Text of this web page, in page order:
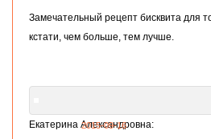
Замечательный рецепт бисквита для
кстати, чем больше, тем лучше.
Екатерина Александровна:
2015-09-16